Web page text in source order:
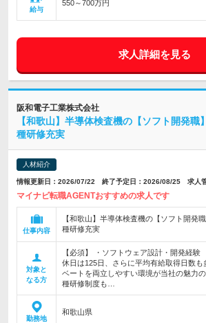
給与
550～700万円
求人詳細を見る
阪和電子工業株式会社
【和歌山】半導体検査機の【ソフト開発
種研修充実
人材紹介
情報更新日：2026/07/22 終了予定日：2026/08/25 求人
マイナビ転職AGENTおすすめの求人です
仕事内容
【和歌山】半導体検査機の【ソフト開
種研修充実
対象と
なる方
【必須】 ・ソフトウェア設計・開発経験
休日は125日、さらに平均有給取得日数も
ベートを両立しやすい環境が当社の魅力
種研修制度も…
勤務地
和歌山県